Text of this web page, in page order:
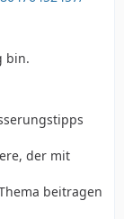
bin.
der mit
beitragen